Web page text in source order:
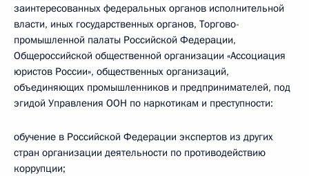
заинтересованных федеральных органов исполнительной
власти, иных государственных органов, Торгово-
промышленной палаты Российской Федерации,
Общероссийской общественной организации «Ассоциация
юристов России», общественных организаций,
объединяющих промышленников и предпринимателей, под
эгидой Управления ООН по наркотикам и преступности:
обучение в Российской Федерации экспертов из других
стран организации деятельности по противодействию
коррупции;